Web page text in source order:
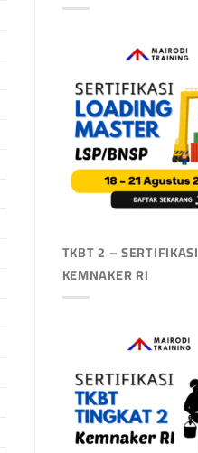
TKBT 2 – SERTIFIKASI
KEMNAKER RI